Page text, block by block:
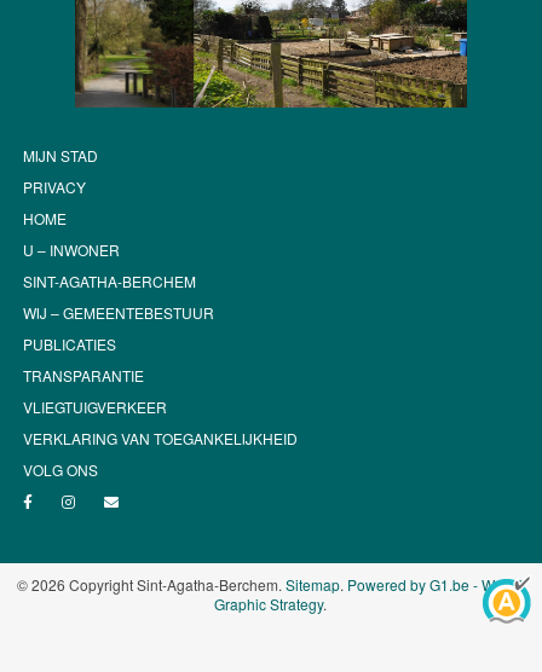
MIJN STAD
PRIVACY
HOME
U – INWONER
SINT-AGATHA-BERCHEM
WIJ – GEMEENTEBESTUUR
PUBLICATIES
TRANSPARANTIE
VLIEGTUIGVERKEER
VERKLARING VAN TOEGANKELIJKHEID
VOLG ONS
© 2026 Copyright Sint-Agatha-Berchem. Sitemap. Powered by G1.be - Web &
Graphic Strategy.